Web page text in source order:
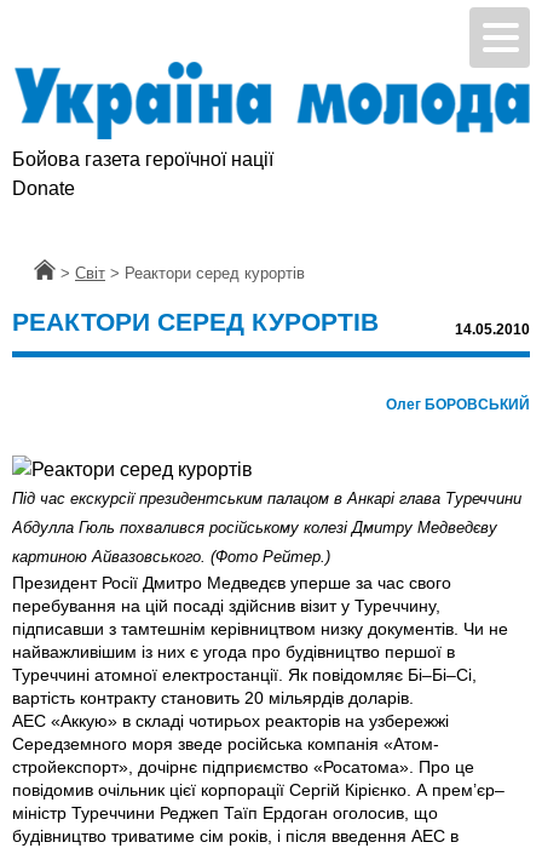
Бойова газета героїчної нації
Donate
Головна
> Світ > Реактори серед курортів
РЕАКТОРИ СЕРЕД КУРОРТІВ 14.05.2010
Олег БОРОВСЬКИЙ
Під час екскурсії президентським палацом в Анкарі глава Туреччини
Абдулла Гюль похвалився російському колезі Дмитру Медведєву
картиною Айвазовського. (Фото Рейтер.)
Президент Росії Дмитро Медведєв уперше за час свого
перебування на цій посаді здійснив візит у Туреччину,
підписавши з тамтешнім керівництвом низку документів. Чи не
найважливішим із них є угода про будівництво першої в
Туреччині атомної електростанції. Як повідомляє Бі–Бі–Сі,
вартість контракту становить 20 мільярдів доларів.
АЕС «Аккую» в складі чотирьох реакторів на узбережжі
Середземного моря зведе російська компанія «Атом­
стройекспорт», дочірнє підприємство «Росатома». Про це
повідомив очільник цієї корпорації Сергій Кірієнко. А прем’єр–
міністр Туреччини Реджеп Таїп Ердоган оголосив, що
будівництво триватиме сім років, і після введення АЕС в